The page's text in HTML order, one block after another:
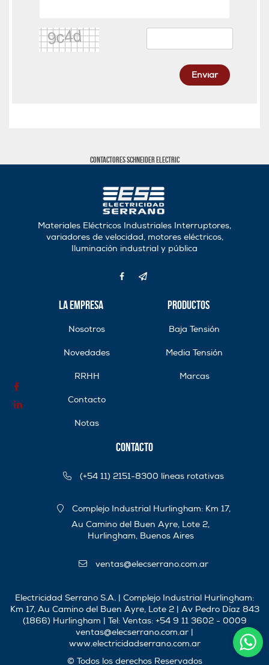
Enviar
Contactores Schneider Electric
Materiales Eléctricos Industriales Interruptores,
variadores de velocidad, motores eléctricos,
Iluminación industrial y pública
La Empresa
Nosotros
Novedades
RRHH
Contacto
Notas
Productos
Baja Tensión
Media Tensión
Marcas
Contacto
(+54 11) 2151-8300 líneas rotativas
Complejo Industrial Hurlingham: Km 17,
Au Camino del Buen Ayre, Lote 2,
Hurlingham, Buenos Aires
ventas@elecserrano.com.ar
Electricidad Serrano S.A. | Complejo Industrial Hurlingham:
Km 17, Au Camino del Buen Ayre, Lote 2 | Av Pedro Díaz 843
(1866) Hurlingham | Tel: Ventas: +54 9 11 3602 - 0009
ventas@elecserrano.com.ar |
www.electricidadserrano.com.ar
© Todos los derechos Reservados